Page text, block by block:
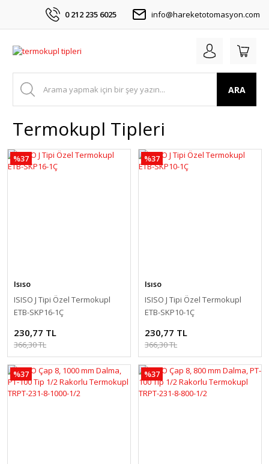
0 212 235 6025 info@hareketotomasyon.com
ARA
Termokupl Tipleri
%37
Isıso
ISISO J Tipi Özel Termokupl
ETB-SKP16-1Ç
230,77 TL
366,30 TL
%37
Isıso
ISISO J Tipi Özel Termokupl
ETB-SKP10-1Ç
230,77 TL
366,30 TL
%37 %37